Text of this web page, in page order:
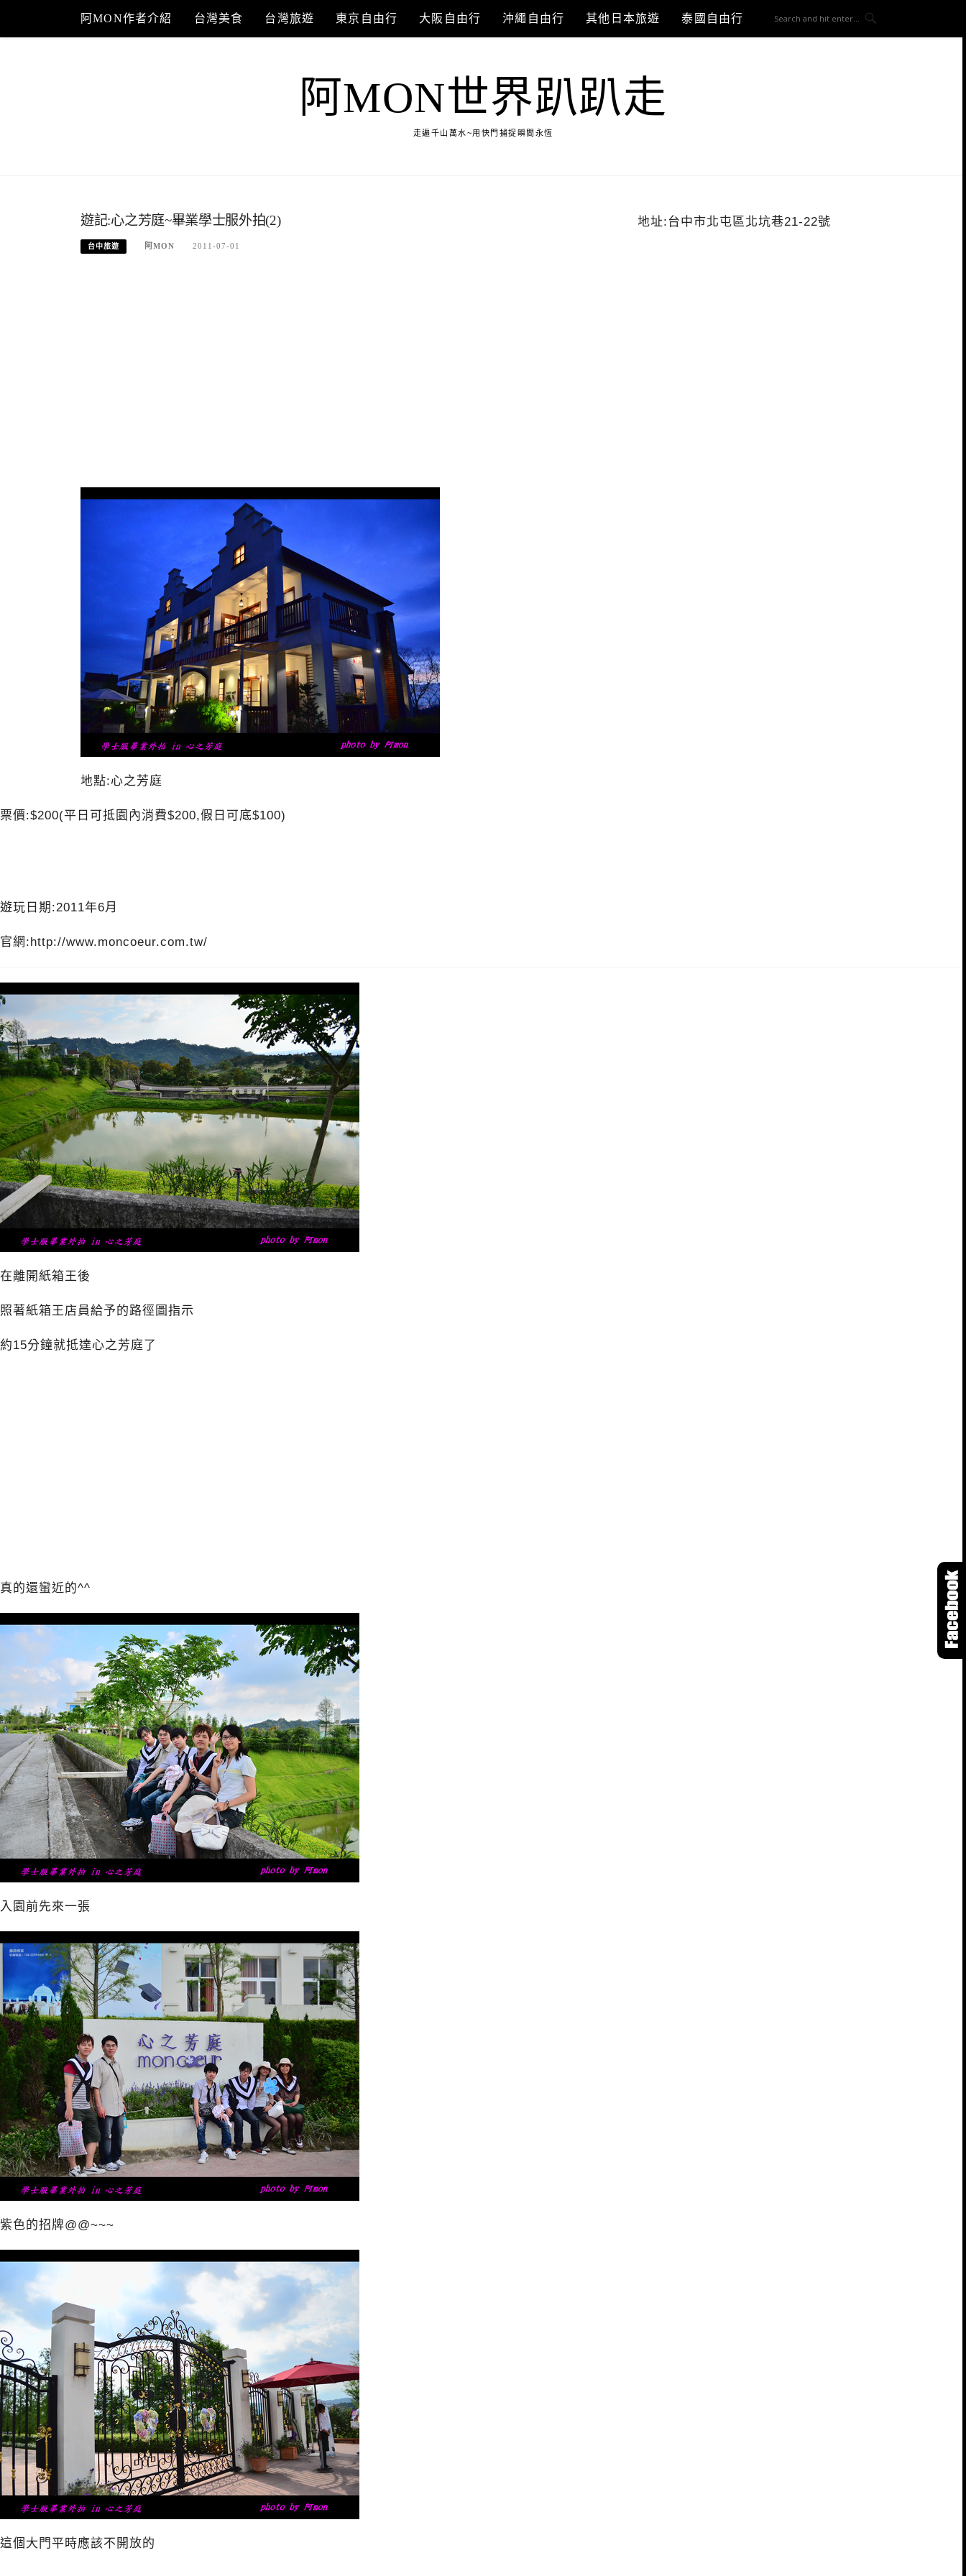
content
阿MON作者介紹 台灣美食 台灣旅遊 東京自由行 大阪自由行 沖繩自由行 其他日本旅遊 泰國自由行
阿MON世界趴趴走
走遍千山萬水~用快門捕捉瞬間永恆
遊記:心之芳庭~畢業學士服外拍(2)
台中旅遊 阿MON 2011-07-01
地點:心之芳庭
地址:台中市北屯區北坑巷21-22號
票價:$200(平日可抵園內消費$200,假日可底$100)
遊玩日期:2011年6月
官網:http://www.moncoeur.com.tw/
在離開紙箱王後
照著紙箱王店員給予的路徑圖指示
約15分鐘就抵達心之芳庭了
真的還蠻近的^^
入園前先來一張
紫色的招牌@@~~~
這個大門平時應該不開放的